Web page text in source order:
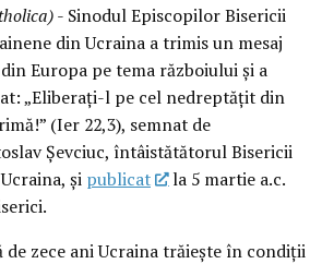
- Sinodul Episcopilor Bisericii
din Ucraina a trimis un mesaj
Europa pe tema războiului și a
„Eliberați-l pe cel nedreptățit din
(Ier 22,3), semnat de
Șevciuc, întâistătătorul Bisericii
și publicat
la 5 martie a.c.
de zece ani Ucraina trăiește în condiții